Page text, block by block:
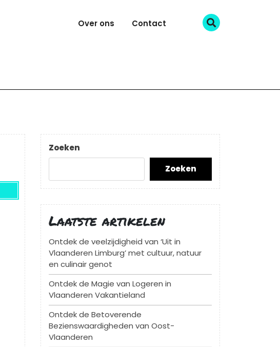
Over ons Contact
Zoeken
Zoeken
Laatste artikelen
Ontdek de veelzijdigheid van ‘Uit in
Vlaanderen Limburg’ met cultuur, natuur
en culinair genot
Ontdek de Magie van Logeren in
Vlaanderen Vakantieland
Ontdek de Betoverende
Bezienswaardigheden van Oost-
Vlaanderen